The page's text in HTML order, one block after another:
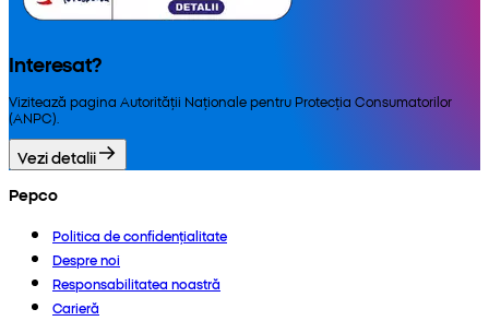
Interesat?
Vizitează pagina Autorității Naționale pentru Protecția Consumatorilor
(ANPC).
Vezi detalii
Pepco
Politica de confidențialitate
Despre noi
Responsabilitatea noastră
Carieră